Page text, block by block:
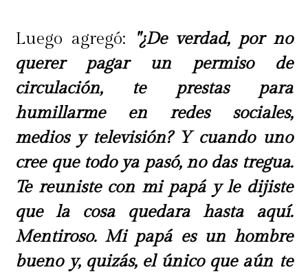
Luego agregó: "¿De verdad, por no
querer pagar un permiso de
circulación, te prestas para
humillarme en redes sociales,
medios y televisión? Y cuando uno
cree que todo ya pasó, no das tregua.
Te reuniste con mi papá y le dijiste
que la cosa quedara hasta aquí.
Mentiroso. Mi papá es un hombre
bueno y, quizás, el único que aún te